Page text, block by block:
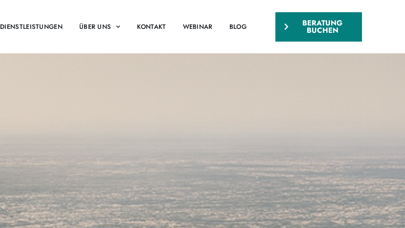
DIENSTLEISTUNGEN ÜBER UNS KONTAKT WEBINAR BLOG BERATUNG
BUCHEN